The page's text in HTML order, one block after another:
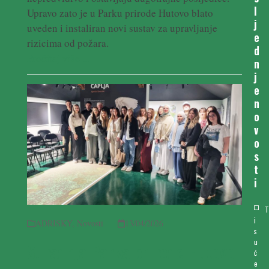
Upravo zato je u Parku prirode Hutovo blato
uveden i instaliran novi sustav za upravljanje
rizicima od požara.
ADRISKY, Novosti 13/04/2026
l
j
e
d
n
j
e
n
o
v
o
s
t
i
T
i
s
u
ć
e